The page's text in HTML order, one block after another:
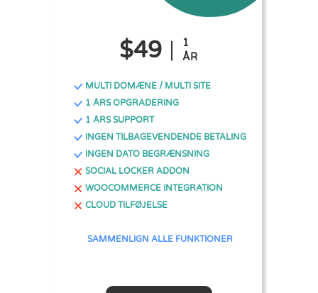
$49
1
ÅR
MULTI DOMÆNE / MULTI SITE
1 ÅRS OPGRADERING
1 ÅRS SUPPORT
INGEN TILBAGEVENDENDE BETALING
INGEN DATO BEGRÆNSNING
SOCIAL LOCKER ADDON
WOOCOMMERCE INTEGRATION
CLOUD TILFØJELSE
SAMMENLIGN ALLE FUNKTIONER